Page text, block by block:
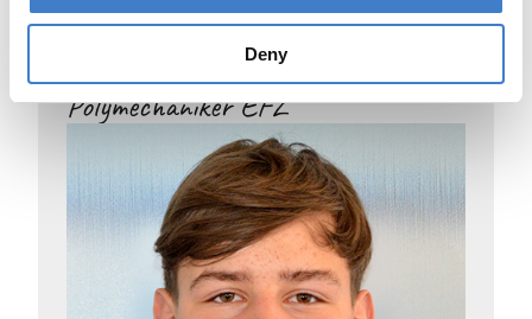
Deny
Nico Graf — Lernender
Polymechaniker EFZ